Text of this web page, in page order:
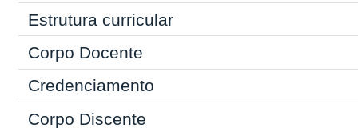
Estrutura curricular
Corpo Docente
Credenciamento
Corpo Discente